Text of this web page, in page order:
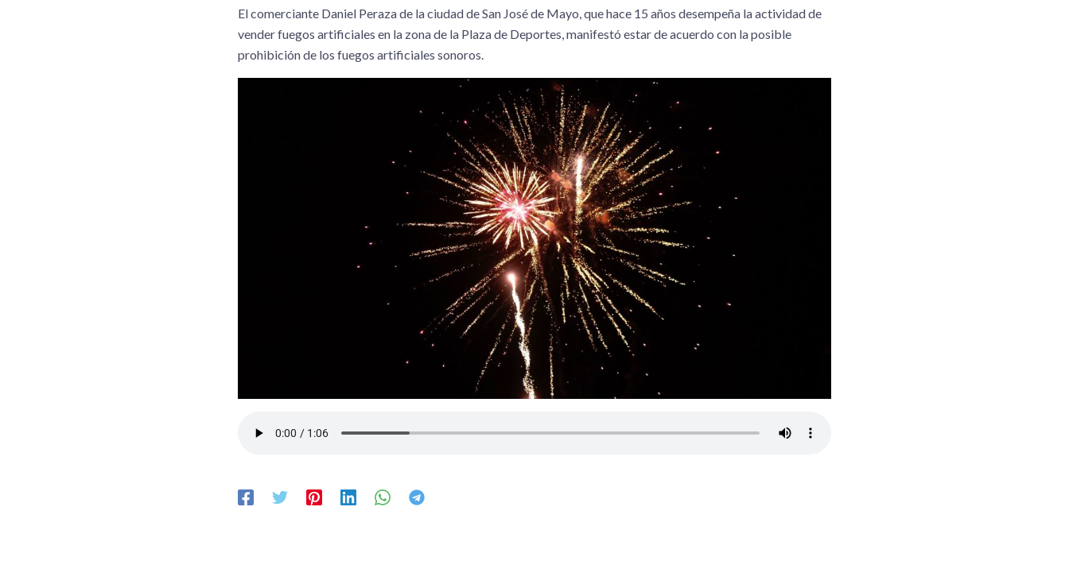
El comerciante Daniel Peraza de la ciudad de San José de Mayo, que hace 15 años desempeña la actividad de
vender fuegos artificiales en la zona de la Plaza de Deportes, manifestó estar de acuerdo con la posible
prohibición de los fuegos artificiales sonoros.